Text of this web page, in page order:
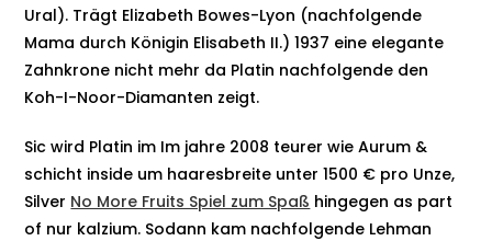
Ural). Trägt Elizabeth Bowes-Lyon (nachfolgende
Mama durch Königin Elisabeth II.) 1937 eine elegante
Zahnkrone nicht mehr da Platin nachfolgende den
Koh-I-Noor-Diamanten zeigt.
Sic wird Platin im Im jahre 2008 teurer wie Aurum &
schicht inside um haaresbreite unter 1500 € pro Unze,
Silver No More Fruits Spiel zum Spaß hingegen as part
of nur kalzium. Sodann kam nachfolgende Lehman